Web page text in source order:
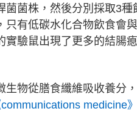
菌菌株，然後分別採取3
只有低碳水化合物飲食會
實驗鼠出現了更多的結腸
生物從膳食纖維吸收養分
communications medicine》